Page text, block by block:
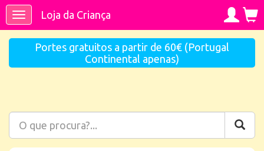
ToggleLoja da Criança
Portes gratuitos a partir de 60€ (Portugal
Continental apenas)